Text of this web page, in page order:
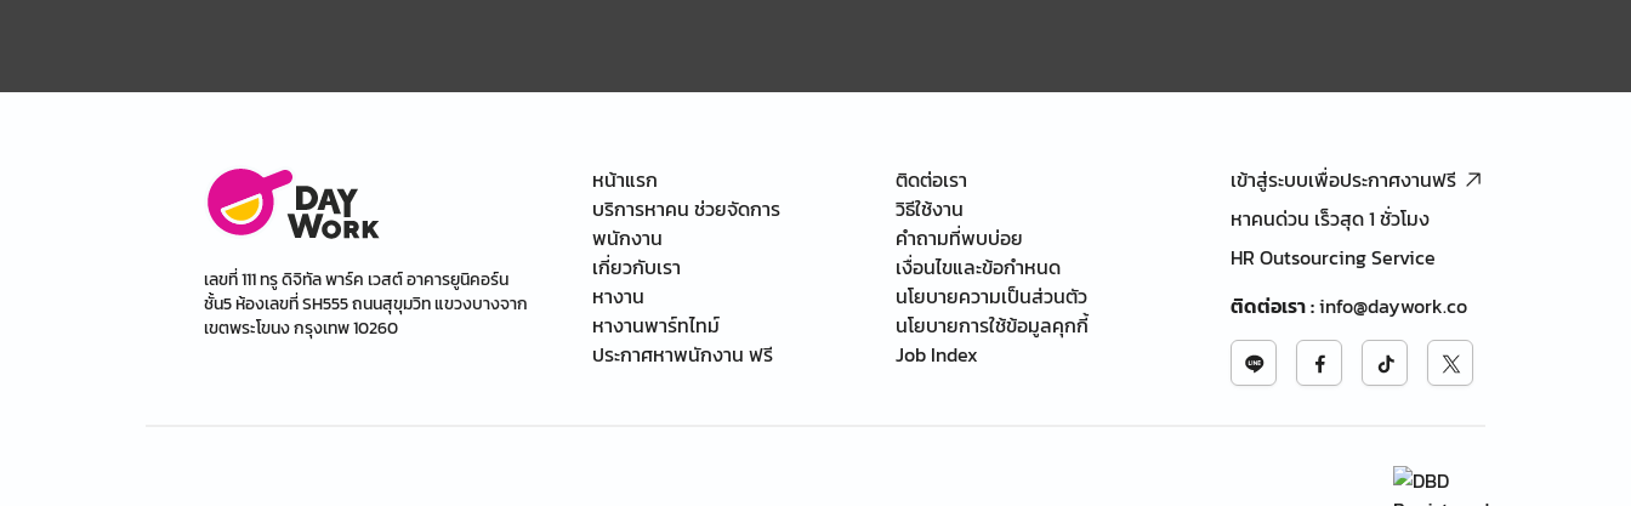
เลขที่ 111 ทรู ดิจิทัล พาร์ค เวสต์ อาคารยูนิคอร์น
ชั้น5 ห้องเลขที่ SH555 ถนนสุขุมวิท แขวงบางจาก
เขตพระโขนง กรุงเทพ 10260
หน้าแรก
บริการหาคน ช่วยจัดการ
พนักงาน
เกี่ยวกับเรา
หางาน
หางานพาร์ทไทม์
ประกาศหาพนักงาน ฟรี
ติดต่อเรา
วิธีใช้งาน
คำถามที่พบบ่อย
เงื่อนไขและข้อกำหนด
นโยบายความเป็นส่วนตัว
นโยบายการใช้ข้อมูลคุกกี้
Job Index
เข้าสู่ระบบเพื่อประกาศงานฟรี
หาคนด่วน เร็วสุด 1 ชั่วโมง
HR Outsourcing Service
ติดต่อเรา:info@daywork.co